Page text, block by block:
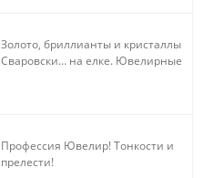
Золото, бриллианты и кристаллы
Сваровски… на елке. Ювелирные
Профессия Ювелир! Тонкости и
прелести!